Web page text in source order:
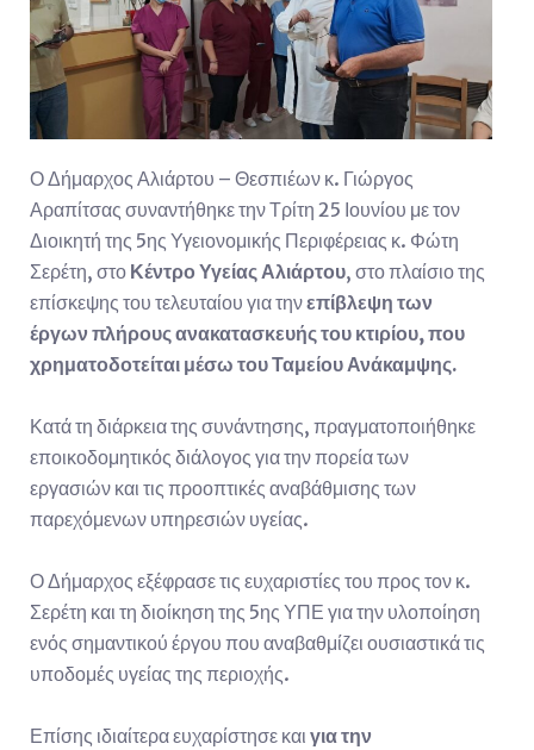
Ο Δήμαρχος Αλιάρτου – Θεσπιέων κ. Γιώργος
Αραπίτσας συναντήθηκε την Τρίτη 25 Ιουνίου με τον
Διοικητή της 5ης Υγειονομικής Περιφέρειας κ. Φώτη
Σερέτη, στο Κέντρο Υγείας Αλιάρτου, στο πλαίσιο της
επίσκεψης του τελευταίου για τηνεπίβλεψη των
έργων πλήρους ανακατασκευής του κτιρίου, που
χρηματοδοτείται μέσω του Ταμείου Ανάκαμψης.
Κατά τη διάρκεια της συνάντησης, πραγματοποιήθηκε
εποικοδομητικός διάλογος για την πορεία των
εργασιών και τις προοπτικές αναβάθμισης των
παρεχόμενων υπηρεσιών υγείας.
Ο Δήμαρχος εξέφρασε τις ευχαριστίες του προς τον κ.
Σερέτη και τη διοίκηση της 5ης ΥΠΕ για την υλοποίηση
ενός σημαντικού έργου που αναβαθμίζει ουσιαστικά τις
υποδομές υγείας της περιοχής.
Επίσης ιδιαίτερα ευχαρίστησε και για την